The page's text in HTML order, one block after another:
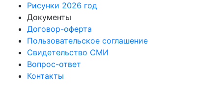
Рисунки 2026 год
Документы
Договор-оферта
Пользовательское соглашение
Свидетельство СМИ
Вопрос-ответ
Контакты